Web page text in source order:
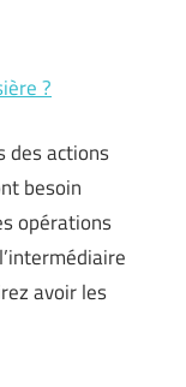
?
des actions
besoin
opérations
avoir les